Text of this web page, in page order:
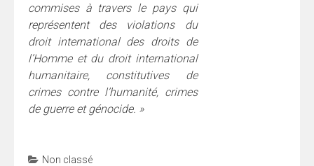
commises à travers le pays qui
représentent des violations du
droit international des droits de
l’Homme et du droit international
humanitaire, constitutives de
crimes contre l’humanité, crimes
de guerre et génocide. »
Non classé